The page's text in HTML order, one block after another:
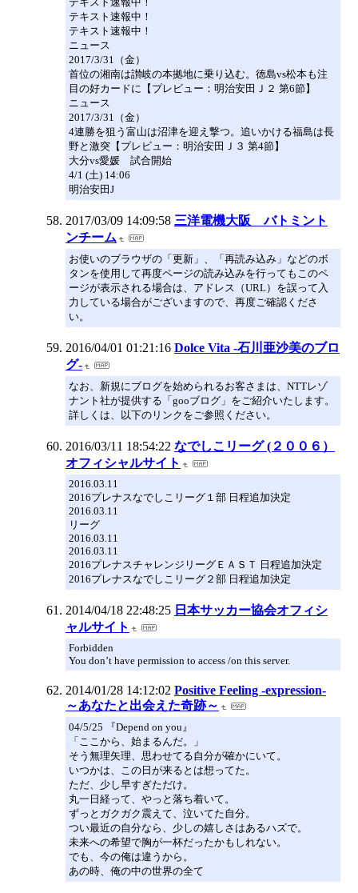
テキスト速報中！
テキスト速報中！
ニュース
2017/3/31（金）
首位の湘南は讃岐の本拠地に乗り込む。徳島vs松本も注
目の好カードに【プレビュー：明治安田Ｊ２ 第6節】
ニュース
2017/3/31（金）
4連勝を狙う富山は沼津を迎え撃つ。追いかける福島は長
野と激突【プレビュー：明治安田Ｊ３ 第4節】
大分vs愛媛 試合開始
4/1 (土) 14:06
明治安田J
2017/03/09 14:09:58 三洋電機大阪 バトミント
ンチーム
お使いのブラウザの「更新」、「再読み込み」などのボ
タンを使用して再度ページの読み込みを行ってもこのペ
ージが表示される場合は、アドレス（URL）を誤って入
力している場合がございますので、再度ご確認くださ
い。
2016/04/01 01:21:16 Dolce Vita -石川亜沙美のブロ
グ-
なお、新規にブログを始められるお客さまは、NTTレゾ
ナント社が提供する「gooブログ」をご紹介いたします。
詳しくは、以下のリンクをご参照ください。
2016/03/11 18:54:22 なでしこリーグ (２００６）
オフィシャルサイト
2016.03.11
2016プレナスなでしこリーグ１部 日程追加決定
2016.03.11
リーグ
2016.03.11
2016.03.11
2016プレナスチャレンジリーグＥＡＳＴ 日程追加決定
2016プレナスなでしこリーグ２部 日程追加決定
2014/04/18 22:48:25 日本サッカー協会オフィシ
ャルサイト
Forbidden
You don’t have permission to access /on this server.
2014/01/28 14:12:02 Positive Feeling -expression-
～あなたと出会えた奇跡～
04/5/25 『Depend on you』
「ここから、始まるんだ。」
そう無理矢理、思わせてる自分が確かにいて。
いつかは、この日が来るとは想ってた。
ただ、少し早すぎただけ。
丸一日経って、やっと落ち着いて。
ずっとガクガク震えて、泣いてた自分。
つい最近の自分なら、少しの嬉しさはあるハズで。
未来への希望で胸が一杯だったかもしれない。
でも、今の俺は違うから。
あの時、俺の中の世界の全て